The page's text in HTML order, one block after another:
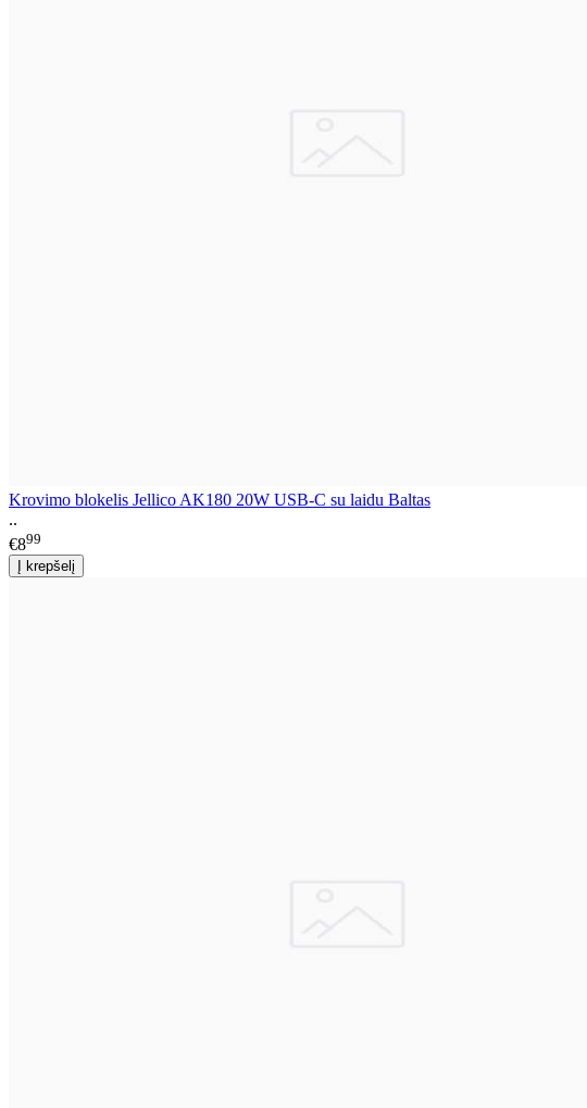
Krovimo blokelis Jellico AK180 20W USB-C su laidu Baltas
..
€899